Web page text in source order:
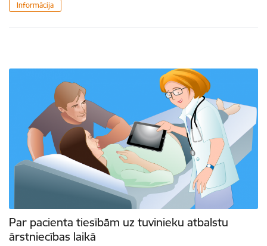
Informācija
Par pacienta tiesībām uz tuvinieku atbalstu
ārstniecības laikā